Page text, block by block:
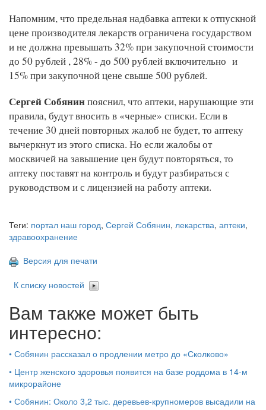
Напомним, что предельная надбавка аптеки к отпускной
цене производителя лекарств ограничена государством
и не должна превышать 32% при закупочной стоимости
до 50 рублей , 28% - до 500 рублей включительно и
15% при закупочной цене свыше 500 рублей.
Сергей Собянинпояснил, что аптеки, нарушающие эти
правила, будут вносить в «черные» списки. Если в
течение 30 дней повторных жалоб не будет, то аптеку
вычеркнут из этого списка. Но если жалобы от
москвичей на завышение цен будут повторяться, то
аптеку поставят на контроль и будут разбираться с
руководством и с лицензией на работу аптеки.
Теги: портал наш город, Сергей Собянин, лекарства, аптеки,
здравоохранение
Версия для печати
К списку новостей
Вам также может быть
интересно:
• Собянин рассказал о продлении метро до «Сколково»
• Центр женского здоровья появится на базе роддома в 14-м
микрорайоне
• Собянин: Около 3,2 тыс. деревьев-крупномеров высадили на